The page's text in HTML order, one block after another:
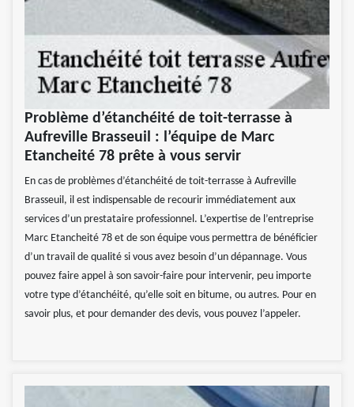
Problème d’étanchéité de toit-terrasse à
Aufreville Brasseuil : l’équipe de Marc
Etancheité 78 prête à vous servir
En cas de problèmes d’étanchéité de toit-terrasse à Aufreville
Brasseuil, il est indispensable de recourir immédiatement aux
services d’un prestataire professionnel. L’expertise de l’entreprise
Marc Etancheité 78 et de son équipe vous permettra de bénéficier
d’un travail de qualité si vous avez besoin d’un dépannage. Vous
pouvez faire appel à son savoir-faire pour intervenir, peu importe
votre type d’étanchéité, qu’elle soit en bitume, ou autres. Pour en
savoir plus, et pour demander des devis, vous pouvez l’appeler.